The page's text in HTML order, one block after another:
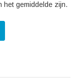
het gemiddelde zijn.